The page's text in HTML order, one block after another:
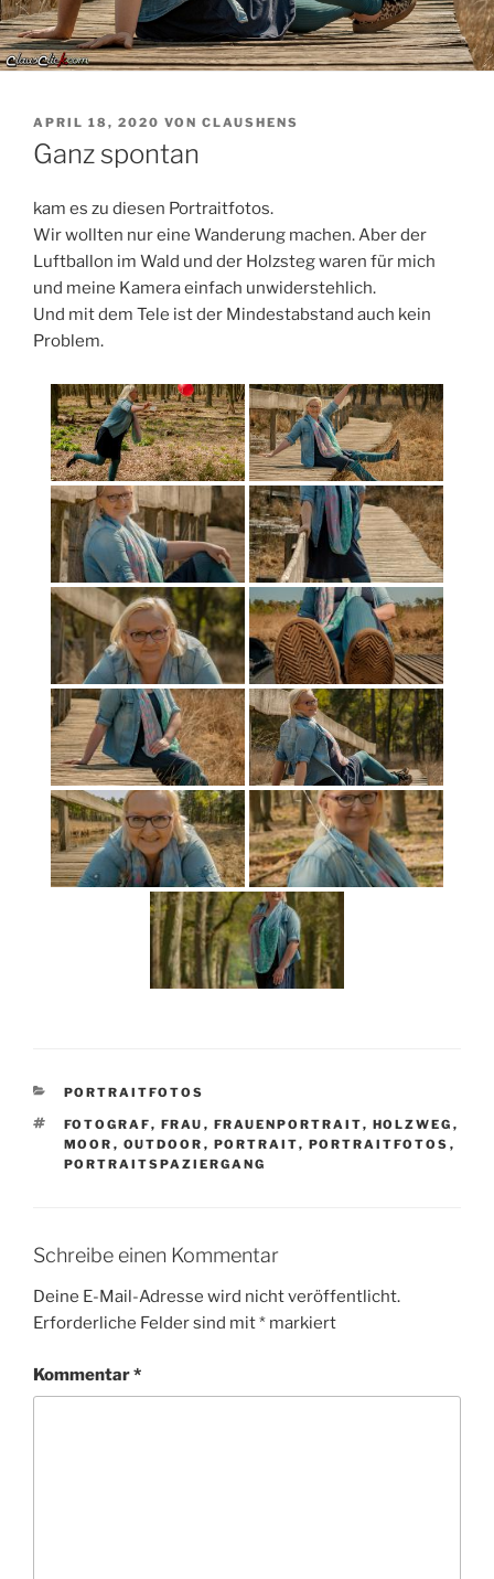
VERÖFFENTLICHT
AM
APRIL 18, 2020 VON CLAUSHENS
Ganz spontan
kam es zu diesen Portraitfotos.
Wir wollten nur eine Wanderung machen. Aber der
Luftballon im Wald und der Holzsteg waren für mich
und meine Kamera einfach unwiderstehlich.
Und mit dem Tele ist der Mindestabstand auch kein
Problem.
KATEGORIEN
PORTRAITFOTOS
SCHLAGWÖRTER
FOTOGRAF, FRAU , FRAUENPORTRAIT, HOLZWEG ,
MOOR , OUTDOOR , PORTRAIT, PORTRAITFOTOS ,
PORTRAITSPAZIERGANG
Schreibe einen Kommentar
Deine E-Mail-Adresse wird nicht veröffentlicht.
Erforderliche Felder sind mit* markiert
Kommentar*